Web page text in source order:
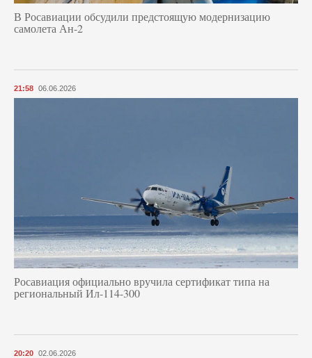
В Росавиации обсудили предстоящую модернизацию
самолета Ан-2
21:58 06.06.2026
Росавиация официально вручила сертификат типа на
региональный Ил-114-300
20:20 02.06.2026